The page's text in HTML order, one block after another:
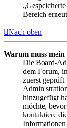
Bereich
Nach oben
Warum muss mein
Die Board-
dem Forum,
zuerst geprüft
hinzugefügt
möchte,
kontaktiere
Informationen